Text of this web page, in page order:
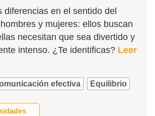
diferencias en el sentido del
y mujeres: ellos buscan
necesitan que sea divertido y
intenso. ¿Te identificas? Leer
efectiva Equilibrio